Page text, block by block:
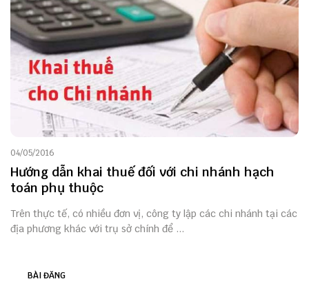
04/05/2016
Hướng dẫn khai thuế đối với chi nhánh hạch
toán phụ thuộc
Trên thực tế, có nhiều đơn vị, công ty lập các chi nhánh tại các
địa phương khác với trụ sở chính để ...
BÀI ĐĂNG